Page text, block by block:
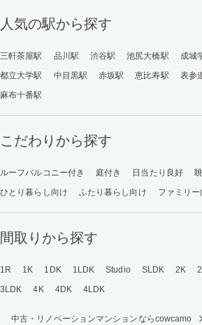
人気の駅から探す
三軒茶屋駅 品川駅 渋谷駅 池尻大橋駅 成城
都立大学駅
中目黒駅 赤坂駅 恵比寿駅 表参
麻布十番駅
こだわりから探す
ルーフバルコニー付き 庭付き 日当たり良好
ひとり暮らし向け
ふたり暮らし向け ファミリー
間取りから探す
1R 1K 1DK 1LDK Studio SLDK 2K
3LDK
4K 4DK 4LDK
中古・リノベーションマンションならcowcamo